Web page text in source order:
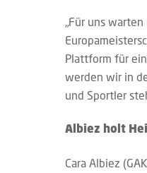
„Für uns
Plattform für
werden wir in
und Sportler
Albiez holt
Cara Albiez